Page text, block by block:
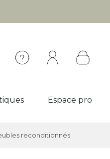
Espace pro
reconditionnés